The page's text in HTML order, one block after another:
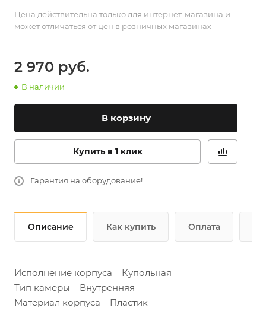
Цена действительна только для интернет-магазина и
может отличаться от цен в розничных магазинах
2 970 руб.
В наличии
В корзину
Купить в 1 клик
Гарантия на оборудование!
Описание Как купить Оплата
Исполнение корпуса Купольная
Тип камеры Внутренняя
Материал корпуса Пластик